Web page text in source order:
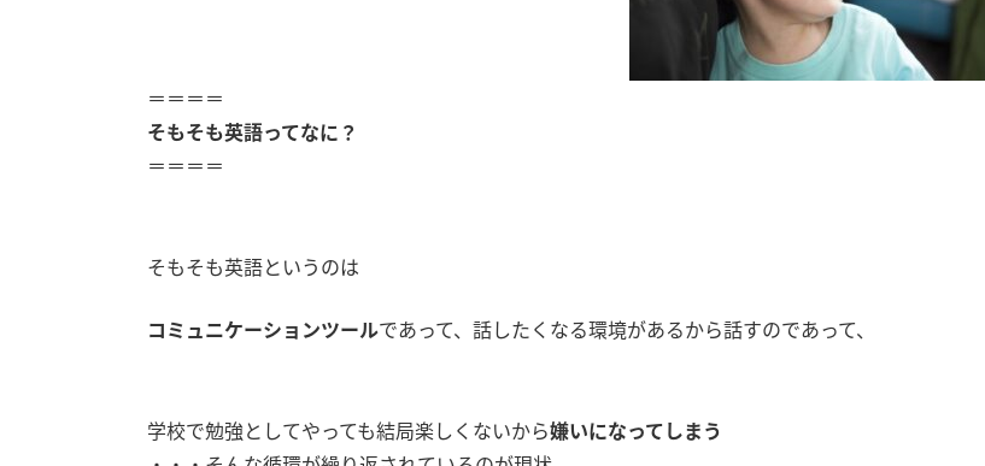
＝＝＝＝
そもそも英語ってなに？
＝＝＝＝
そもそも英語というのは
コミュニケーションツールであって、話したくなる環境があるから話すのであって、
学校で勉強としてやっても結局楽しくないから嫌いになってしまう